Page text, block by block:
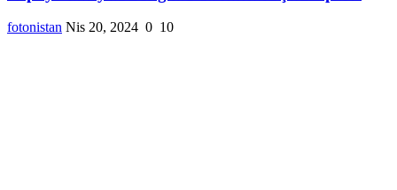
fotonistan Nis 20, 2024 0 10